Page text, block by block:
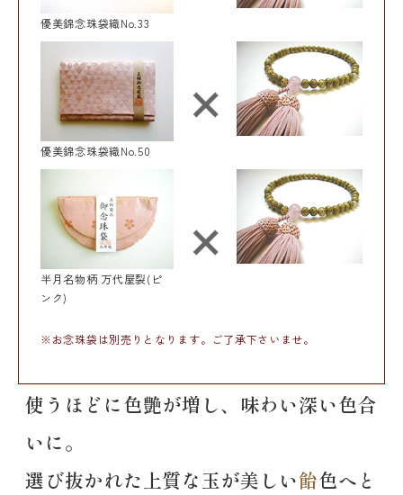
優美錦念珠袋織No.33
優美錦念珠袋織No.50
半月名物柄 万代屋裂(ピ
ンク)
※お念珠袋は別売りとなります。ご了承下さいませ。
使うほどに色艶が増し、味わい深い色合
いに。
選び抜かれた上質な玉が美しい飴色へと